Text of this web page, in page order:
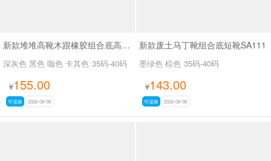
新款堆堆高靴木跟橡胶组合底高靴SA3039
深灰色 黑色 咖色 卡其色 35码-40码
¥155.00
可退换 2026-08-08
新款废土马丁靴组合底短靴SA111
墨绿色 棕色 35码-40码
¥143.00
可退换 2026-08-08